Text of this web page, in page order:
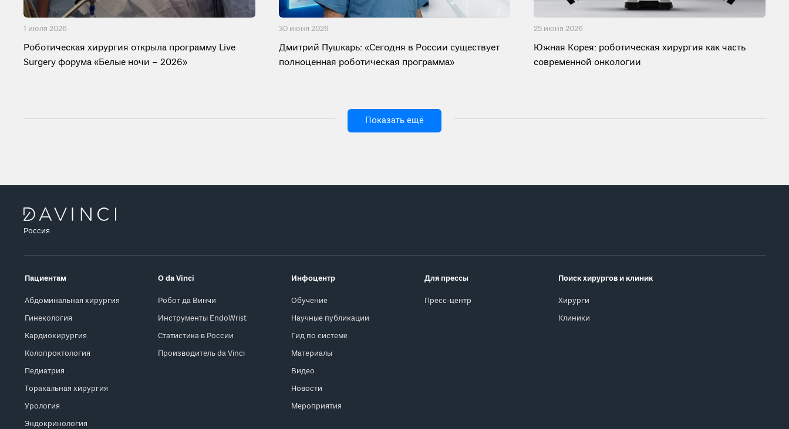
1 июля 2026
Роботическая хирургия открыла программу Live
Surgery форума «Белые ночи – 2026»
30 июня 2026
Дмитрий Пушкарь: «Сегодня в России существует
полноценная роботическая программа»
25 июня 2026
Южная Корея: роботическая хирургия как часть
современной онкологии
Показать ещё
Россия
Пациентам
Абдоминальная хирургия
Гинекология
Кардиохирургия
Колопроктология
Педиатрия
Торакальная хирургия
Урология
Эндокринология
О da Vinci
Робот да Винчи
Инструменты EndoWrist
Статистика в России
Производитель da Vinci
Инфоцентр
Обучение
Научные публикации
Гид по системе
Материалы
Видео
Новости
Мероприятия
Для прессы
Пресс-центр
Поиск хирургов и клиник
Хирурги
Клиники